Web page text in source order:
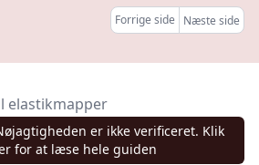
Forrige side Næste side
elastikmapper
er ikke verificeret. Klik
for at læse hele guiden